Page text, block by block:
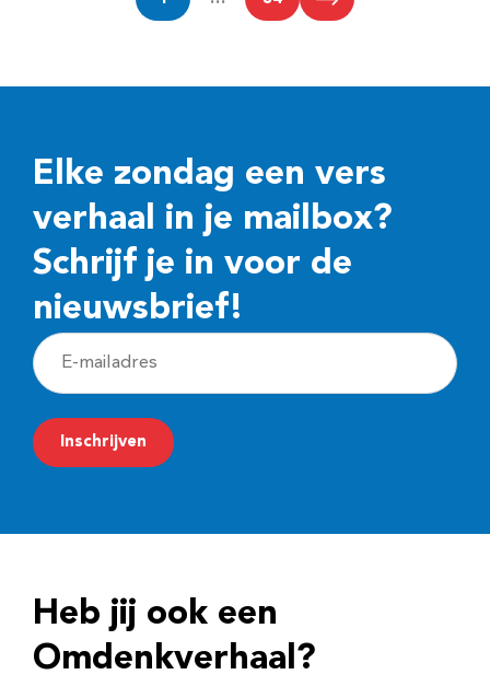
Elke zondag een vers
verhaal in je mailbox?
Schrijf je in voor de
nieuwsbrief!
E
-
m
a
r
e
Inschrijven
Heb jij ook een
Omdenkverhaal?